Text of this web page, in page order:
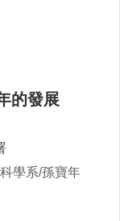
的發展
學系/孫寶年